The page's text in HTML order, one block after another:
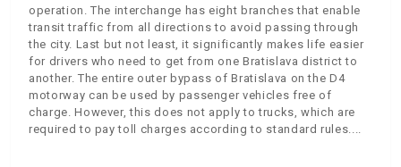
operation. The interchange has eight branches that enable
transit traffic from all directions to avoid passing through
the city. Last but not least, it significantly makes life easier
for drivers who need to get from one Bratislava district to
another. The entire outer bypass of Bratislava on the D4
motorway can be used by passenger vehicles free of
charge. However, this does not apply to trucks, which are
required to pay toll charges according to standard rules.